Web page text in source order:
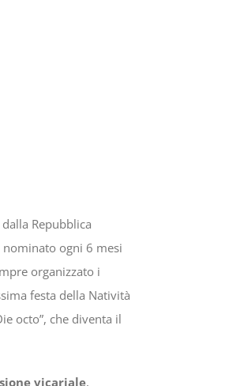
Repubblica
ogni 6 mesi
organizzato i
festa della Natività
octo”, che diventa il
vicariale,